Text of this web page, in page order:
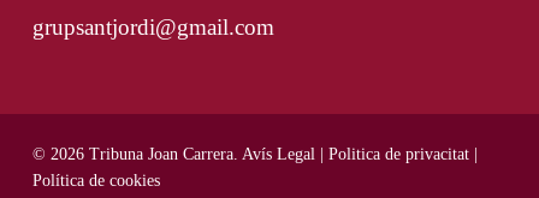
grupsantjordi@gmail.com
© 2026 Tribuna Joan Carrera. Avís Legal| Politica de privacitat|
Política de cookies